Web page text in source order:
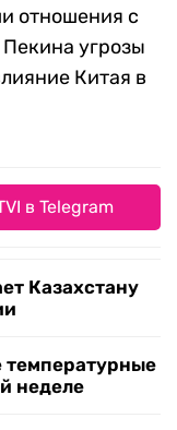
отношения с
угрозы
Китая в
в Telegram
Казахстану
температурные
неделе